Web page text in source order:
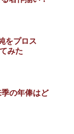
をプロス
みた
の年俸はど